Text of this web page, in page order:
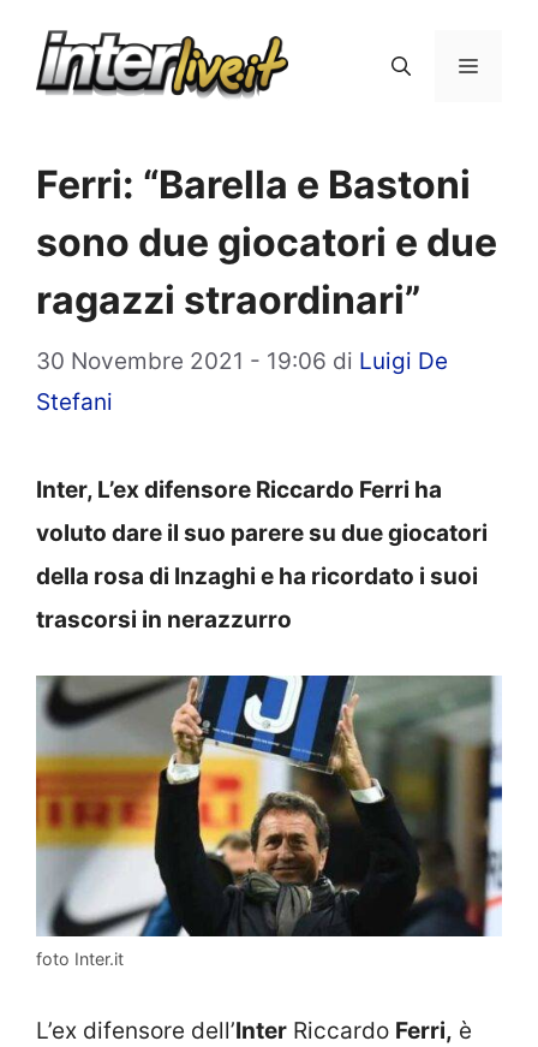
Menu
Ferri: “Barella e Bastoni
sono due giocatori e due
ragazzi straordinari”
30 Novembre 2021 - 19:06 di Luigi De
Stefani
Inter, L’ex difensore Riccardo Ferri ha
voluto dare il suo parere su due giocatori
della rosa di Inzaghi e ha ricordato i suoi
trascorsi in nerazzurro
foto Inter.it
L’ex difensore dell’Inter Riccardo Ferri, è